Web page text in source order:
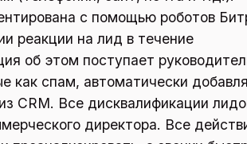
с помощью роботов
реакции на лид в течение
об этом поступает
как спам, автоматически
CRM. Все дисквалификации
директора. Все